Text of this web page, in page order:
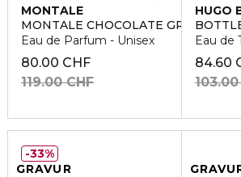
MONTALE
MONTALE CHOCOLATE GREEDY
Eau de Parfum - Unisex
80.00 CHF
119.00 CHF
HUGO
Eau de
84.60
103.00
GRAVUR
33%